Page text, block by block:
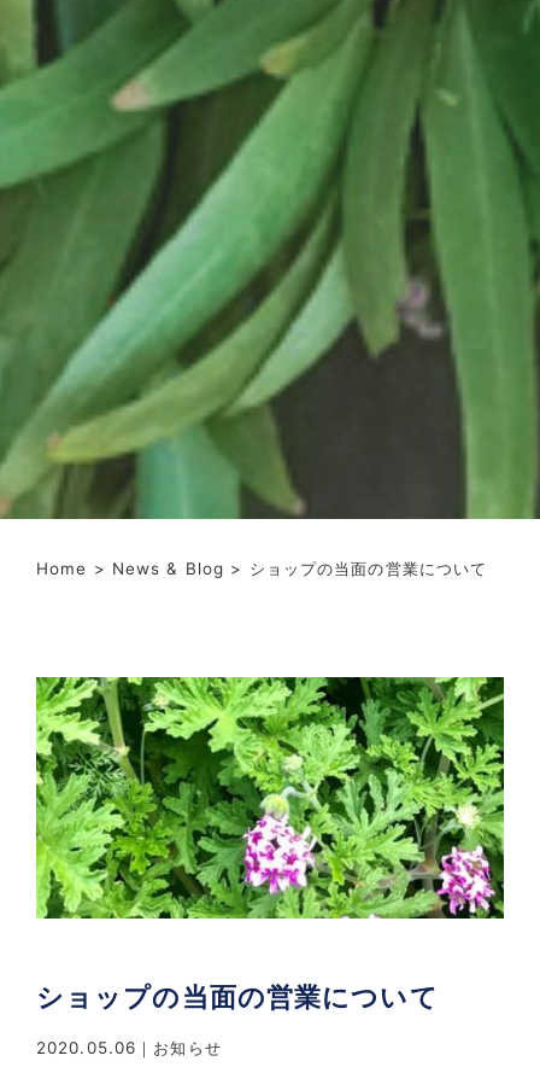
Home > News & Blog > ショップの当面の営業について
ショップの当面の営業について
2020.05.06 お知らせ